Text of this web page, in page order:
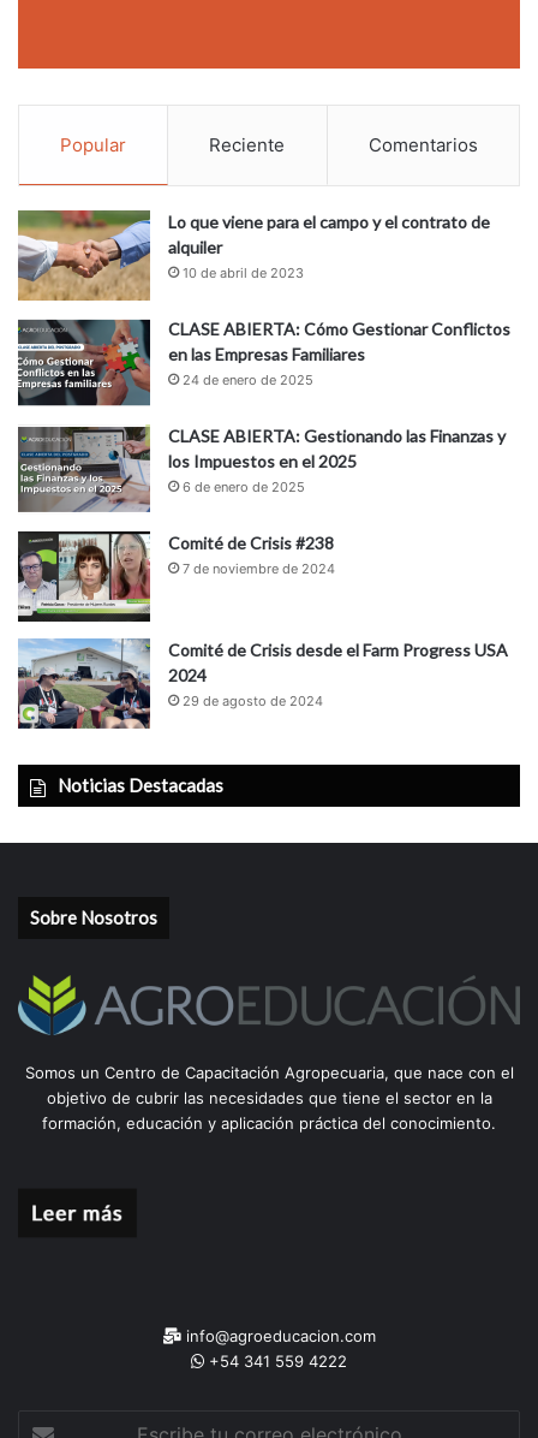
Popular Reciente Comentarios
Lo que viene para el campo y el contrato de
alquiler
10 de abril de 2023
CLASE ABIERTA: Cómo Gestionar Conflictos
en las Empresas Familiares
24 de enero de 2025
CLASE ABIERTA: Gestionando las Finanzas y
los Impuestos en el 2025
6 de enero de 2025
Comité de Crisis #238
7 de noviembre de 2024
Comité de Crisis desde el Farm Progress USA
2024
29 de agosto de 2024
Noticias Destacadas
Sobre Nosotros
Somos un Centro de Capacitación Agropecuaria, que nace con el
objetivo de cubrir las necesidades que tiene el sector en la
formación, educación y aplicación práctica del conocimiento.
info@agroeducacion.com
+54 341 559 4222